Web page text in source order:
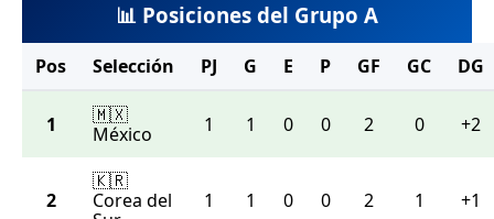
📊 Posiciones del Grupo A
Pos Selección PJ G E P GF GC DG
1
🇲🇽
México
1 1 0 0 2 0 +2
2
🇰🇷
Corea del
1 1 0 0 2 1 +1